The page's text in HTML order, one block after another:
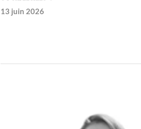
13 juin 2026